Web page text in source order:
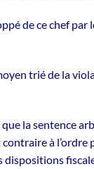
de ce chef par
trié de la
la sentence
à
dispositions